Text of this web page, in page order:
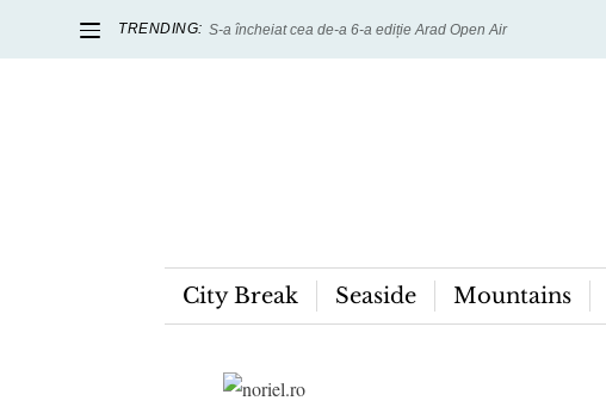
TRENDING: S-a încheiat cea de-a 6-a ediție Arad Open Air
City Break Seaside Mountains